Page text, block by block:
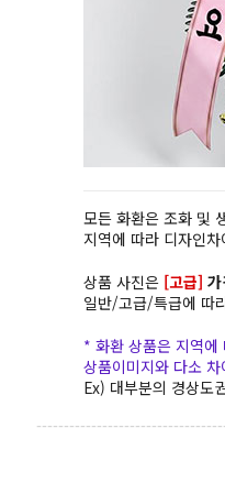
모든 화환은 조화 및
지역에 따라 디자인
상품 사진은 [고급]
일반/고급/특급에 따
* 화환 상품은 지역에
상품이미지와 다소
Ex) 대부분의 경상도